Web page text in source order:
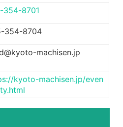
354-8701
354-8704
machisen.jp
kyoto-machisen.jp/even